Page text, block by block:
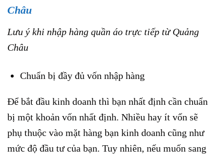
Châu
Lưu ý khi nhập hàng quần áo trực tiếp từ Quảng
Châu
Chuẩn bị đầy đủ vốn nhập hàng
Để bắt đầu kinh doanh thì bạn nhất định cần chuẩn
bị một khoản vốn nhất định. Nhiều hay ít vốn sẽ
phụ thuộc vào mặt hàng bạn kinh doanh cũng như
mức độ đầu tư của bạn. Tuy nhiên, nếu muốn sang